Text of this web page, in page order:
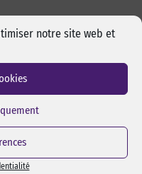
notre site web et